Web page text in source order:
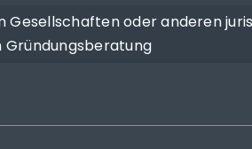
Gesellschaften oder anderen
Gründungsberatung